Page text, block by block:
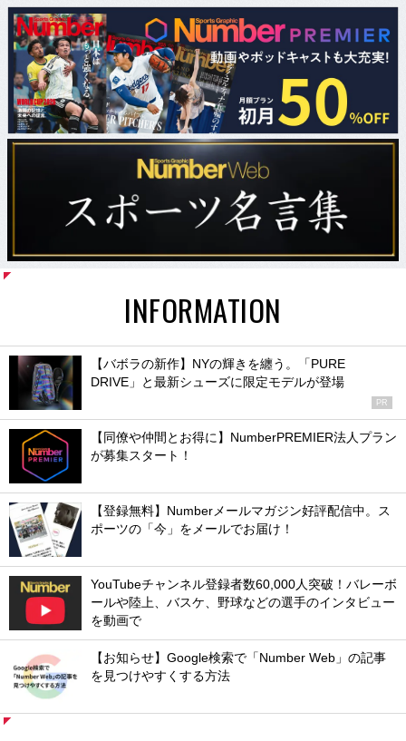
INFORMATION
【バボラの新作】NYの輝きを纏う。「PURE
DRIVE」と最新シューズに限定モデルが登場
PR
【同僚や仲間とお得に】NumberPREMIER法人プラン
が募集スタート！
【登録無料】Numberメールマガジン好評配信中。ス
ポーツの「今」をメールでお届け！
YouTubeチャンネル登録者数60,000人突破！バレーボ
ールや陸上、バスケ、野球などの選手のインタビュー
を動画で
【お知らせ】Google検索で「Number Web」の記事
を見つけやすくする方法